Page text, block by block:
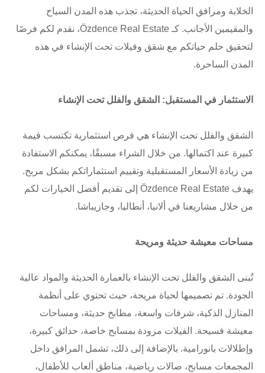
الخلابة ومرافق الحياة الحديثة، تجذب هذه المدن السياح
والمقيمين الأجانب. كـ Özdence Real Estate، نقدم لكم فرصًا
لتحقيق حلم حياتكم مع شقق وفيلات تحت الإنشاء في هذه
المدن الساحرة.
الاستثمار في المستقبل: الشقق والفلل تحت الإنشاء
الشقق والفلل تحت الإنشاء هي فرص استثمارية تكتسب قيمة
كبيرة عند اكتمالها. من خلال الشراء مسبقًا، يمكنكم الاستفادة
من زيادة الأسعار المستقبلية وتقييم استثماراتكم بشكل مربح.
يهدف Özdence Real Estate إلى تقديم أفضل الخيارات لكم
من خلال مشاريعنا في ألانيا، أنطاليا، وجازيباشا.
مساحات معيشة حديثة ومريحة
تُبنى الشقق والفلل تحت الإنشاء بالعمارة الحديثة والمواد عالية
الجودة. تم تصميمها لحياة مريحة، حيث تحتوي على أنظمة
المنازل الذكية، شرفات واسعة، مطابخ حديثة، ومساحات
معيشة فسيحة. الفيلات مزودة بمسابح خاصة، حدائق كبيرة،
وإطلالات بانورامية. بالإضافة إلى ذلك، تشمل المرافق داخل
المجمعات مسابح، صالات رياضية، مناطق ألعاب للأطفال،